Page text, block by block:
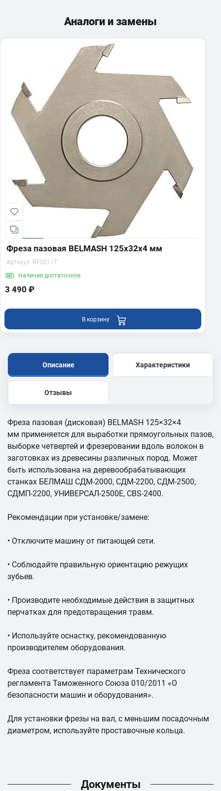
Аналоги и замены
Фреза пазовая BELMASH 125х32х4 мм
Артикул: RF0011T
Наличие достаточное
3 490 ₽
В корзину
Описание Характеристики
Отзывы
Фреза пазовая (дисковая) BELMASH 125×32×4
мм применяется для выработки прямоугольных пазов,
выборке четвертей и фрезеровании вдоль волокон в
заготовках из древесины различных пород. Может
быть использована на деревообрабатывающих
станках БЕЛМАШ СДМ-2000, СДМ-2200, СДМ-2500,
СДМП-2200, УНИВЕРСАЛ-2500Е, CBS-2400.
Рекомендации при установке/замене:
• Отключите машину от питающей сети.
• Соблюдайте правильную ориентацию режущих
зубьев.
• Производите необходимые действия в защитных
перчатках для предотвращения травм.
• Используйте оснастку, рекомендованную
производителем оборудования.
Фреза соответствует параметрам Технического
регламента Таможенного Союза 010/2011 «О
безопасности машин и оборудования».
Для установки фрезы на вал, с меньшим посадочным
диаметром, используйте проставочные кольца.
Документы